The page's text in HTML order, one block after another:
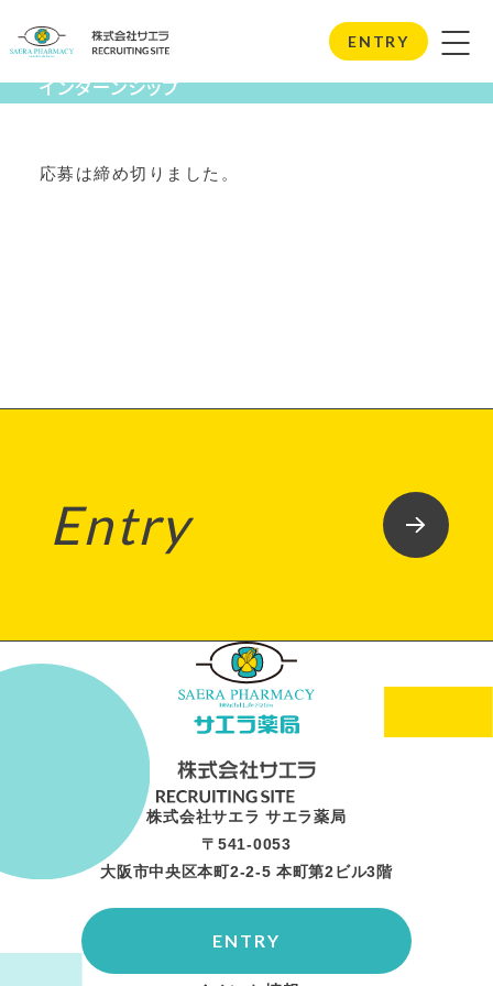
ENTRY
Internship
インターンシップ
応募は締め切りました。
Entry
株式会社サエラ サエラ薬局
〒541-0053
大阪市中央区本町2-2-5 本町第2ビル3階
ENTRY